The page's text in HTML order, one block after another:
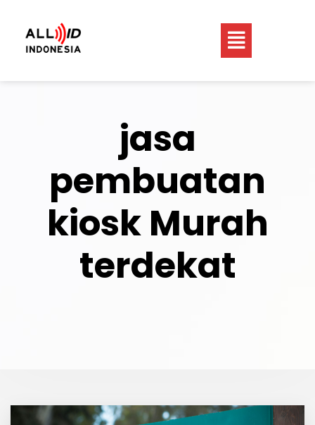
jasa
pembuatan
kiosk Murah
terdekat